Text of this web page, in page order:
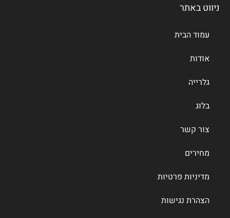
ניווט באתר
עמוד הבית
אודות
גלרייה
בלוג
צור קשר
מחירים
מדיניות פרטיות
הצהרת נגישות